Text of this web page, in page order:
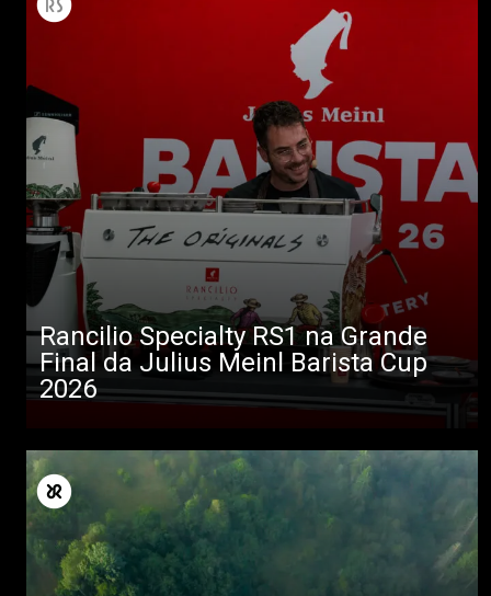
Rancilio Specialty RS1 na Grande
Final da Julius Meinl Barista Cup
2026